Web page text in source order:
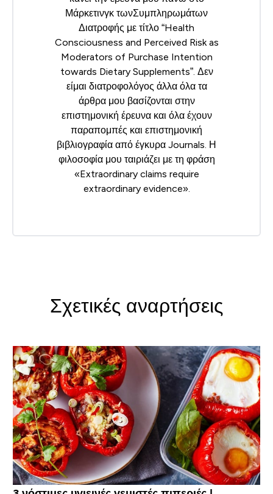
Μάρκετινγκ τωνΣυμπληρωμάτων
Διατροφής με τίτλο “Health
Consciousness and Perceived Risk as
Moderators of Purchase Intention
towards Dietary Supplements”. Δεν
είμαι διατροφολόγος άλλα όλα τα
άρθρα μου βασίζονται στην
επιστημονική έρευνα και όλα έχουν
παραπομπές και επιστημονική
βιβλιογραφία από έγκυρα Journals. Η
φιλοσοφία μου ταιριάζει με τη φράση
«Extraordinary claims require
extraordinary evidence».
Σχετικές αναρτήσεις